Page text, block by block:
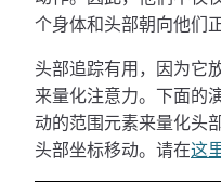
个身体和头部朝向他们
头部追踪有用，因为它
来量化注意力。下面的
动的范围元素来量化头
头部坐标移动。请在这